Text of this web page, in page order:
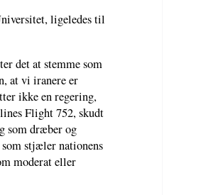
ligeledes til
det at stemme som
at vi iranere er
ikke en regering,
Flight 752, skudt
som dræber og
stjæler nationens
moderat eller